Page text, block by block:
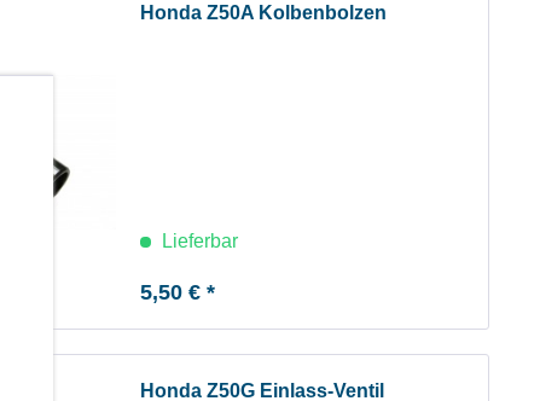
Honda Z50A Kolbenbolzen
Lieferbar
5,50 € *
Honda Z50G Einlass-Ventil